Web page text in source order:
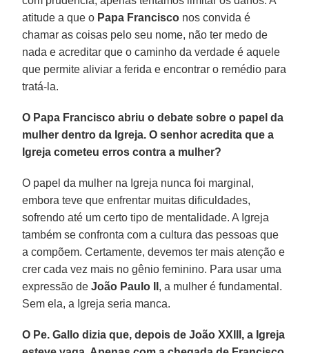
atitude a que o Papa Francisco nos convida é
chamar as coisas pelo seu nome, não ter medo de
nada e acreditar que o caminho da verdade é aquele
que permite aliviar a ferida e encontrar o remédio para
tratá-la.
O Papa Francisco abriu o debate sobre o papel da
mulher dentro da Igreja. O senhor acredita que a
Igreja cometeu erros contra a mulher?
O papel da mulher na Igreja nunca foi marginal,
embora teve que enfrentar muitas dificuldades,
sofrendo até um certo tipo de mentalidade. A Igreja
também se confronta com a cultura das pessoas que
a compõem. Certamente, devemos ter mais atenção e
crer cada vez mais no gênio feminino. Para usar uma
expressão deJoão Paulo II , a mulher é fundamental.
Sem ela, a Igreja seria manca.
O Pe. Gallo dizia que, depois de João XXIII, a Igreja